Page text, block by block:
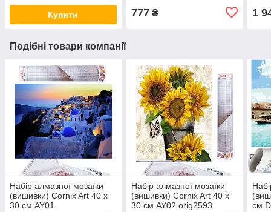
Купити 777₴ 1
Подібні товари компанії
Набір алмазної мозаїки
(вишивки) Cornix Art 40 x
30 см AY01
Набір алмазної мозаїки
(вишивки) Cornix Art 40 x
30 см AY02 orig2593
см